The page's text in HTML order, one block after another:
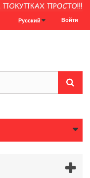
Войти
Русский